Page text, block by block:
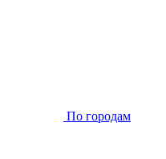
По городам